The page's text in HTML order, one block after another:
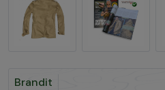
Brandit